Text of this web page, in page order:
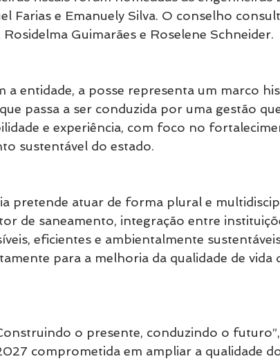
Farias e Emanuely Silva. O conselho
Rosidelma Guimarães e Roselene Schneider.
a entidade, a posse representa um marco
passa a ser conduzida por uma gestão
e experiência, com foco no
sustentável do estado.
pretende atuar de forma plural e
de saneamento, integração entre
eficientes e ambientalmente
para a melhoria da qualidade de vida
o presente, conduzindo o
comprometida em ampliar a qualidade